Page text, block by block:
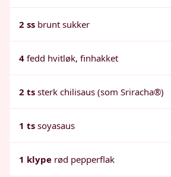
2 ss brunt sukker
4 fedd hvitløk, finhakket
2 ts sterk chilisaus (som Sriracha®)
1 ts soyasaus
1 klype rød pepperflak